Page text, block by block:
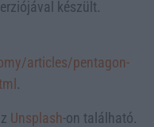
készült.
articles/pentagon-
.
Unsplash-on található.